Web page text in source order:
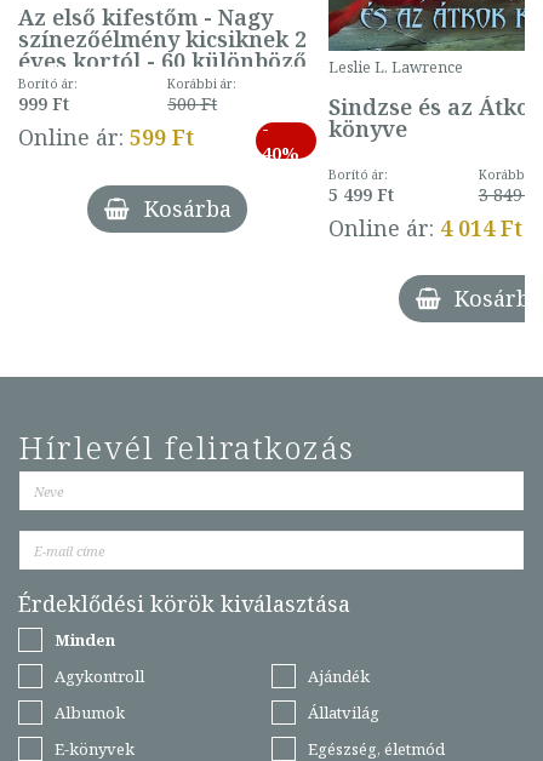
Az első kifestőm - Nagy
színezőélmény kicsiknek 2
éves kortól - 60 különböző
mintával (gombás)
Borító ár:
999 Ft
Korábbi ár:
500 Ft
Online ár: 599 Ft
-
40%
Kosárba
Leslie L. Lawrence
Sindzse és az Átkok
könyve
Borító ár:
5 499 Ft
Korábbi
3 849 Ft
Online ár: 4 014 Ft
Kosárba
Hírlevél feliratkozás
Érdeklődési körök kiválasztása
Minden
Agykontroll
Ajándék
Albumok
Állatvilág
E-könyvek
Egészség, életmód